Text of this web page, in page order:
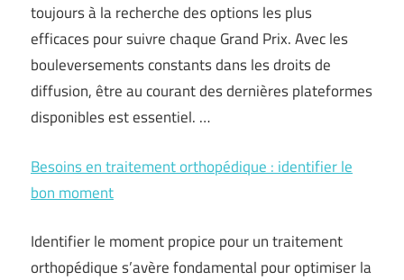
toujours à la recherche des options les plus
efficaces pour suivre chaque Grand Prix. Avec les
bouleversements constants dans les droits de
diffusion, être au courant des dernières plateformes
disponibles est essentiel. …
Besoins en traitement orthopédique : identifier le
bon moment
Identifier le moment propice pour un traitement
orthopédique s’avère fondamental pour optimiser la